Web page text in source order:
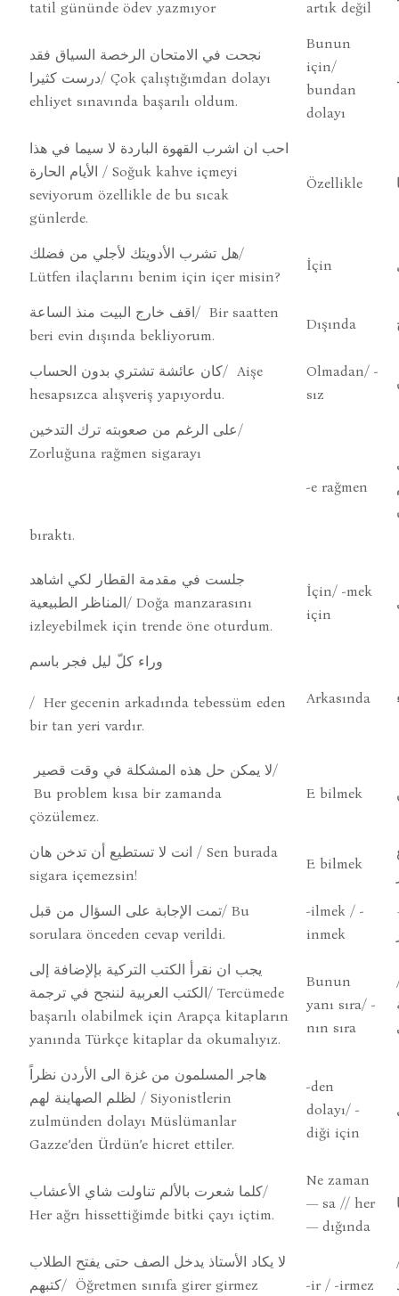
tatil gününde ödev .yazmıyor artık değil
نجحت في الامتحان الرخصة السياق فقد
درست كثيرا/ Çok çalıştığımdan dolayı
ehliyet sınavında başarılı oldum.
Bunun
için/
bundan
dolayı
احب ان اشرب القهوة الباردة لا سيما في هذا
الأيام الحارة / Soğuk kahve içmeyi
seviyorum özellikle de bu sıcak
günlerde.
Özellikle
هل تشرب الأدويتك لأجلي من فضلك/
Lütfen ilaçlarını benim için içer misin?
İçin
اقف خارج البيت منذ الساعة/ Bir saatten
beri evin dışında bekliyorum.
Dışında
كان عائشة تشتري بدون الحساب/ Aişe
hesapsızca alışveriş yapıyordu.
Olmadan/ -
sız
على الرغم من صعوبته ترك التدخين/
Zorluğuna rağmen sigarayı
bıraktı.
-e rağmen
جلست في مقدمة القطار لكي اشاهد
المناظر الطبيعية/ Doğa manzarasını
izleyebilmek için trende öne oturdum.
İçin/ -mek
için
وراء كلّ ليل فجر باسم
/ Her gecenin arkadında tebessüm eden
bir tan yeri vardır.
Arkasında
Bu problem kısa bir zamanda
çözülemez.
E bilmek
انت لا تستطيع أن تدخن هان / Sen burada
sigara içemezsin!
E bilmek
تمت الإجابة على السؤال من قبل/ Bu
sorulara önceden cevap verildi.
-ilmek / -
inmek
يجب ان نقرأ الكتب التركية بإلإضافة إلى
الكتب العربية لننجح في ترجمة/ Tercümede
başarılı olabilmek için Arapça kitapların
yanında Türkçe kitaplar da okumalıyız.
Bunun
yanı sıra/ -
nın sıra
هاجر المسلمون من غزة الى الأردن نظراً
لظلم الصهاينة لهم / Siyonistlerin
zulmünden dolayı Müslümanlar
Gazze’den Ürdün’e hicret ettiler.
-den
dolayı/ -
diği için
كلما شعرت بالألم تناولت شاي الأعشاب/
Her ağrı hissettiğimde bitki çayı içtim.
Ne zaman
— sa // her
— dığında
لا يكاد الأستاذ يدخل الصف حتى يفتح الطلاب
كتبهم/ Öğretmen sınıfa girer girmez
-ir / -irmez